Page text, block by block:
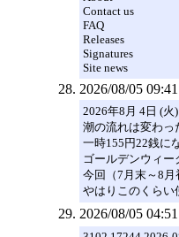
Contact us
FAQ
Releases
Signatures
Site news
2026/08/05
2026年8月 4日 (火)
潮の流れは変わ
一時155円22銭に
ゴールデンウィー
今回（7月末～8月
やはりこのくらい
2026/08/05